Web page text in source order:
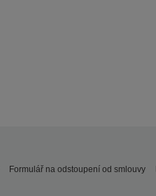
Formulář na odstoupení od smlouvy